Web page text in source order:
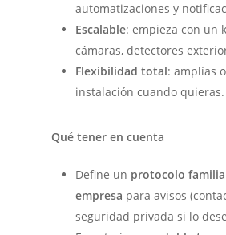
automatizaciones y
Escalable: empieza con un
cámaras, detectores
Flexibilidad total: amplías
instalación cuando quieras.
Qué tener en cuenta
Define un protocolo
empresa para avisos
seguridad privada si lo